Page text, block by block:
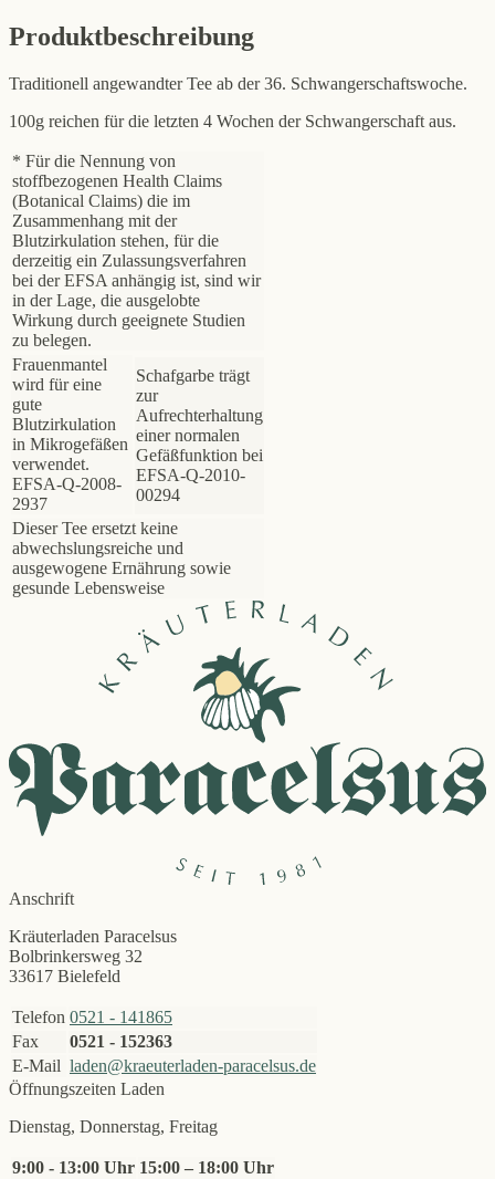
Produktbeschreibung
Traditionell angewandter Tee ab der 36. Schwangerschaftswoche.
100g reichen für die letzten 4 Wochen der Schwangerschaft aus.
* Für die Nennung von
stoffbezogenen Health Claims
(Botanical Claims) die im
Zusammenhang mit der
Blutzirkulation stehen, für die
derzeitig ein Zulassungsverfahren
bei der EFSA anhängig ist, sind wir
in der Lage, die ausgelobte
Wirkung durch geeignete Studien
zu belegen.
Frauenmantel
wird für eine
gute
Blutzirkulation
in Mikrogefäßen
verwendet.
EFSA-Q-2008-
2937
Schafgarbe trägt
zur
Aufrechterhaltung
einer normalen
Gefäßfunktion bei
EFSA-Q-2010-
00294
Dieser Tee ersetzt keine
abwechslungsreiche und
ausgewogene Ernährung sowie
gesunde Lebensweise
Anschrift
Kräuterladen Paracelsus
Bolbrinkersweg 32
33617 Bielefeld
Telefon 0521 - 141865
Fax
0521 - 152363
E-Mail laden@kraeuterladen-paracelsus.de
Öffnungszeiten Laden
Dienstag, Donnerstag, Freitag
9:00 - 13:00 Uhr 15:00 – 18:00 Uhr